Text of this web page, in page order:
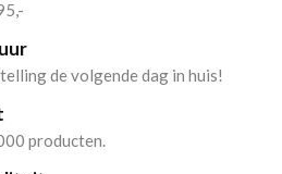
de volgende dag in huis!
producten.